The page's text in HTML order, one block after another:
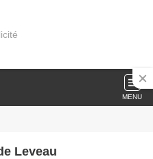
MENU
Leveau